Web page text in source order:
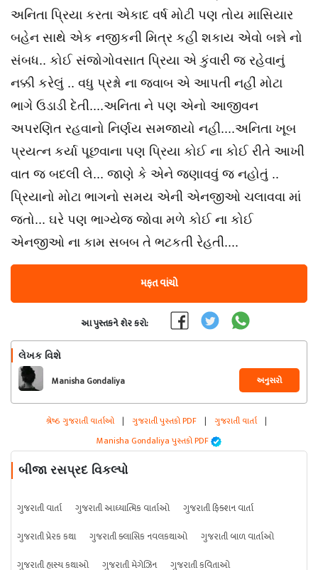
અનિતા પ્રિયા કરતા એકાદ વર્ષ મોટી પણ તોય માસિયાર
બહેન સાથે એક નજીકની મિત્ર કહી શકાય એવો બન્ને નો
સંબધ.. કોઈ સંજોગોવસાત પ્રિયા એ કુંવારી જ રહેવાનું
નક્કી કરેલું .. વધુ પ્રશ્નો ના જવાબ એ આપતી નહીં મોટા
ભાગે ઉડાડી દેતી....અનિતા ને પણ એનો આજીવન
અપરણિત રહવાનો નિર્ણય સમજાયો નહી....અનિતા ખૂબ
પ્રયત્ન કર્યા પૂછવાના પણ પ્રિયા કોઈ ના કોઈ રીતે આખી
વાત જ બદલી લે... જાણે કે એને જણાવવું જ નહોતું ..
પ્રિયાનો મોટા ભાગનો સમય એની એનજીઓ ચલાવવા માં
જતો... ઘરે પણ ભાગ્યેજ જોવા મળે કોઈ ના કોઈ
એનજીઓ ના કામ સબબ તે ભટકતી રેહતી....
મફત વાંચો
આ પુસ્તકને શેર કરો:
લેખક વિશે
Manisha Gondaliya અનુસરો
શ્રેષ્ઠ ગુજરાતી વાર્તાઓ | ગુજરાતી પુસ્તકો PDF | ગુજરાતી વાર્તા |
Manisha Gondaliya પુસ્તકો PDF
બીજા રસપ્રદ વિકલ્પો
ગુજરાતી વાર્તા ગુજરાતી આધ્યાત્મિક વાર્તાઓ
ગુજરાતી ફિક્શન વાર્તા
ગુજરાતી પ્રેરક કથા
ગુજરાતી ક્લાસિક નવલકથાઓ
ગુજરાતી બાળ વાર્તાઓ
ગુજરાતી હાસ્ય કથાઓ
ગુજરાતી મેગેઝિન ગુજરાતી કવિતાઓ